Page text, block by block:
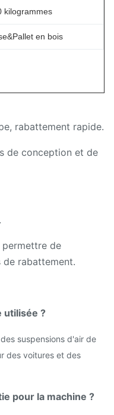
kilogrammes
en bois
rabattement rapide.
de conception et de
de
de rabattement.
utilisée ?
suspensions d'air de
des voitures et des
pour la machine ?